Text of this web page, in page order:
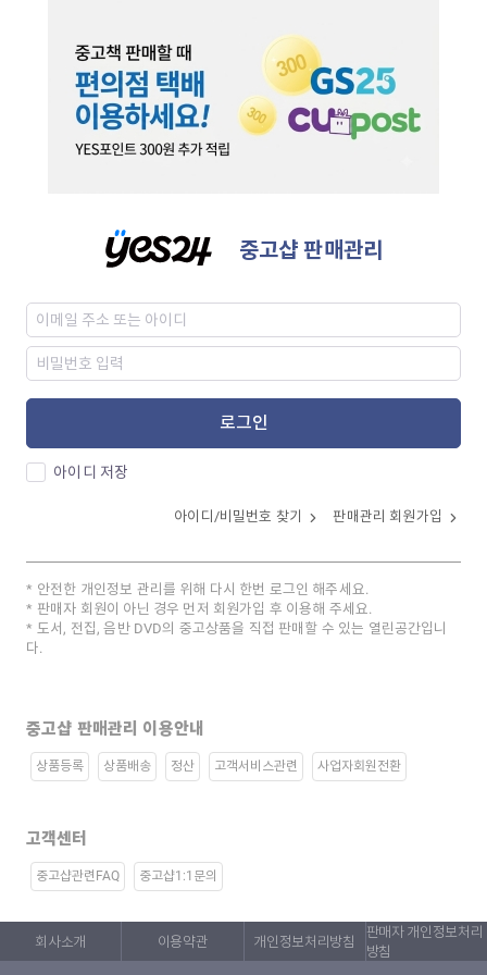
중고샵 판매관리
로그인
아이디 저장
아이디/비밀번호 찾기 판매관리 회원가입
안전한 개인정보 관리를 위해 다시 한번 로그인 해주세요.
판매자 회원이 아닌 경우 먼저 회원가입 후 이용해 주세요.
도서, 전집, 음반 DVD의 중고상품을 직접 판매할 수 있는 열린공간입니
다.
중고샵 판매관리 이용안내
상품등록 상품배송 정산 고객서비스관련 사업자회원전환
고객센터
중고샵관련FAQ 중고샵1:1문의
회사소개 이용약관 개인정보처리방침
판매자 개인정보처리
방침